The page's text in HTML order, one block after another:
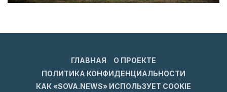
ГЛАВНАЯ
О ПРОЕКТЕ
ПОЛИТИКА КОНФИДЕНЦИАЛЬНОСТИ
КАК «SOVA.NEWS» ИСПОЛЬЗУЕТ COOKIE